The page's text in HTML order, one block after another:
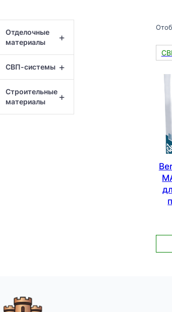
+
Отделочные
материалы
+
СВП-системы
+
Строительные
материалы